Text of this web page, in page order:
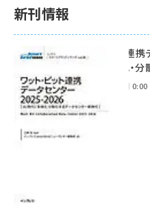
新刊情報
ワット・ビット
時代に多様化・
2025年11月28日 0:00